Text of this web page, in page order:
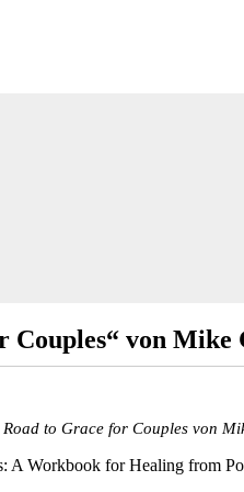
Couples“ von Mike
to Grace for Couples von
A Workbook for Healing from